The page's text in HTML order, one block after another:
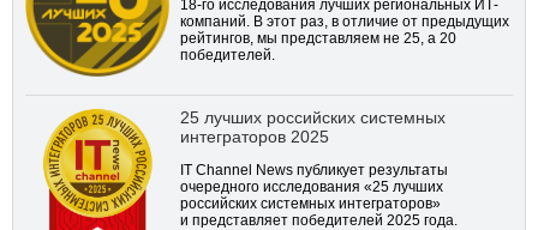
18-го исследования лучших региональных ИТ-
компаний. В этот раз, в отличие от предыдущих
рейтингов, мы представляем не 25, а 20
победителей.
25 лучших российских системных
интеграторов 2025
IT Channel News публикует результаты
очередного исследования «25 лучших
российских системных интеграторов»
и представляет победителей 2025 года.